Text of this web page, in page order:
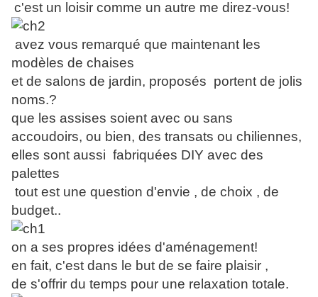
c'est un loisir comme un autre me direz-vous!
avez vous remarqué que maintenant les
modèles de chaises
et de salons de jardin, proposés portent de jolis
noms.?
que les assises soient avec ou sans
accoudoirs, ou bien, des transats ou chiliennes,
elles sont aussi fabriquées DIY avec des
palettes
tout est une question d'envie , de choix , de
budget..
on a ses propres idées d'aménagement!
en fait, c'est dans le but de se faire plaisir ,
de s'offrir du temps pour une relaxation totale.